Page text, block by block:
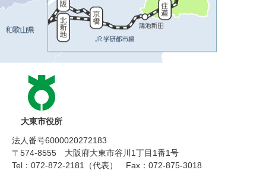
大東市役所
法人番号6000020272183
〒574-8555 大阪府大東市谷川1丁目1番1号
Tel：072-872-2181（代表）
Fax：072-875-3018